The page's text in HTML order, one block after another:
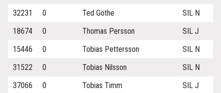
32231
0 Ted Göthe
SIL N
18674
0 Thomas Persson
SIL J
15446
0 Tobias Pettersson
SIL N
31522
0 Tobias Nilsson
SIL N
37066
0 Tobias Timm
SIL J